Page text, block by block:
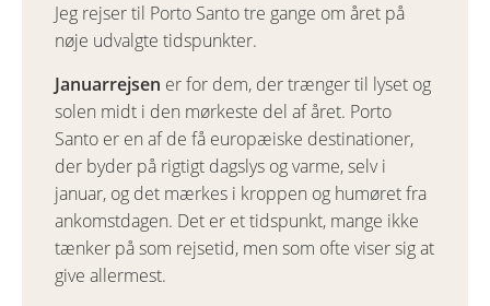
Jeg rejser til Porto Santo tre gange om året på
nøje udvalgte tidspunkter.
Januarrejsen er for dem, der trænger til lyset og
solen midt i den mørkeste del af året. Porto
Santo er en af de få europæiske destinationer,
der byder på rigtigt dagslys og varme, selv i
januar, og det mærkes i kroppen og humøret fra
ankomstdagen. Det er et tidspunkt, mange ikke
tænker på som rejsetid, men som ofte viser sig at
give allermest.